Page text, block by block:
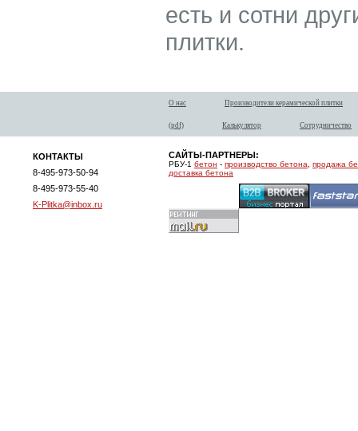
есть и сотни
плитки.
О нас Производители керамической плитки
(pdf) Калькулятор Сотрудничество
КОНТАКТЫ
8-495-973-50-94
8-495-973-55-40
K-Plitka@inbox.ru
САЙТЫ-ПАРТНЕРЫ:
РБУ-1 бетон - производство бетона
продажа
доставка бетона